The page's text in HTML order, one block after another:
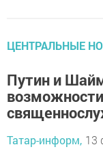
ЦЕНТРАЛЬНЫЕ
Путин и
Татар-информ, 13